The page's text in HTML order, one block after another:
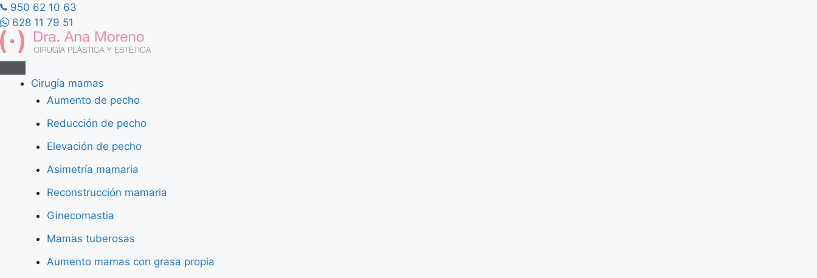
Saltar
al
contenido
950 62 10 63
628 11 79 51
Cirugía mamas
Aumento de pecho
Reducción de pecho
Elevación de pecho
Asimetría mamaria
Reconstrucción mamaria
Ginecomastia
Mamas tuberosas
Aumento mamas con grasa propia